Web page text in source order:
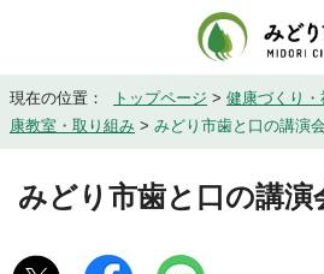
現在の位置： トップページ > 健康づくり・
康教室・取り組み > みどり市歯と口の講演会
みどり市歯と口の講演